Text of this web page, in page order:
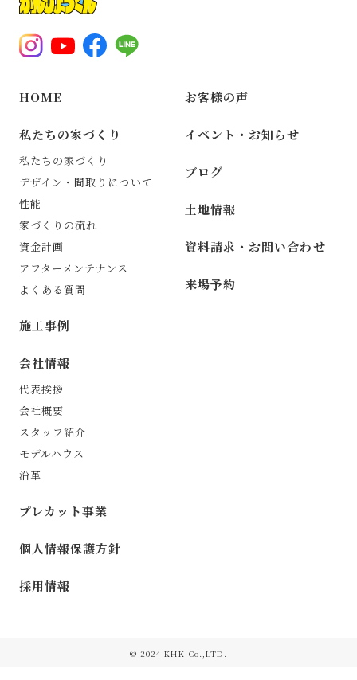
HOME
私たちの家づくり
私たちの家づくり
デザイン・間取りについて
性能
家づくりの流れ
資金計画
アフターメンテナンス
よくある質問
施工事例
お客様の声
イベント・お知らせ
ブログ
土地情報
資料請求・お問い合わせ
来場予約
会社情報
代表挨拶
会社概要
スタッフ紹介
モデルハウス
沿革
プレカット事業
個人情報保護方針
採用情報
©︎ 2024 KHK Co.,LTD.